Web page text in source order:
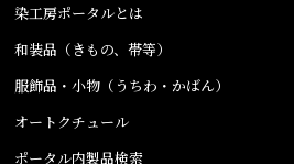
染工房ポータルとは
和装品（きもの、帯等）​
服飾品・小物​（うちわ・かばん）
オートクチュール
ポータル内製品検索